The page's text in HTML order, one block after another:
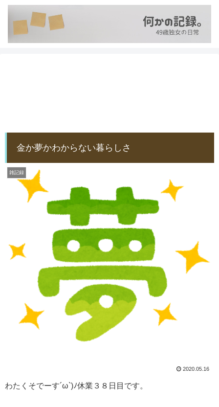
金か夢かわからない暮らしさ
雑記録
2020.05.16
わたくそでーす´ω`)ﾉ休業３８日目です。